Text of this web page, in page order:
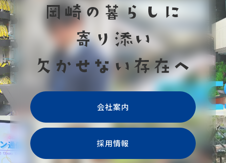
会社案内
採用情報